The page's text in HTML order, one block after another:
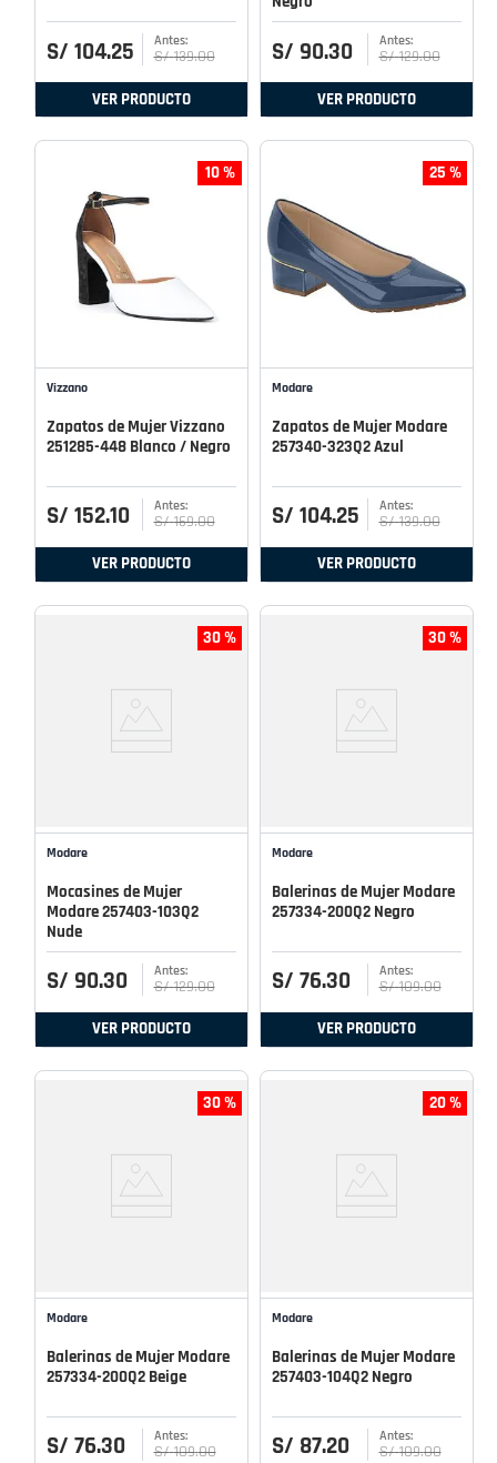
S/ 104.25 S/ 139.00
VER PRODUCTO
S/ 90.30 S/ 129.00
VER PRODUCTO
10 %
Vizzano
Zapatos de Mujer Vizzano
251285-448 Blanco / Negro
S/ 152.10 S/ 169.00
VER PRODUCTO
25 %
Modare
Zapatos de Mujer Modare
257340-323Q2 Azul
S/ 104.25 S/ 139.00
VER PRODUCTO
30 %
Modare
Mocasines de Mujer
Modare 257403-103Q2
Nude
S/ 90.30 S/ 129.00
VER PRODUCTO
30 %
Modare
Balerinas de Mujer Modare
257334-200Q2 Negro
S/ 76.30 S/ 109.00
VER PRODUCTO
30 %
Modare
Balerinas de Mujer Modare
257334-200Q2 Beige
S/ 76.30 S/ 109.00
20 %
Modare
Balerinas de Mujer Modare
257403-104Q2 Negro
S/ 87.20 S/ 109.00